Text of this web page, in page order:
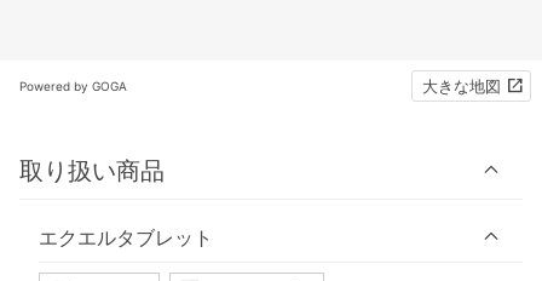
Powered by GOGA 大きな地図
取り扱い商品
エクエルタブレット